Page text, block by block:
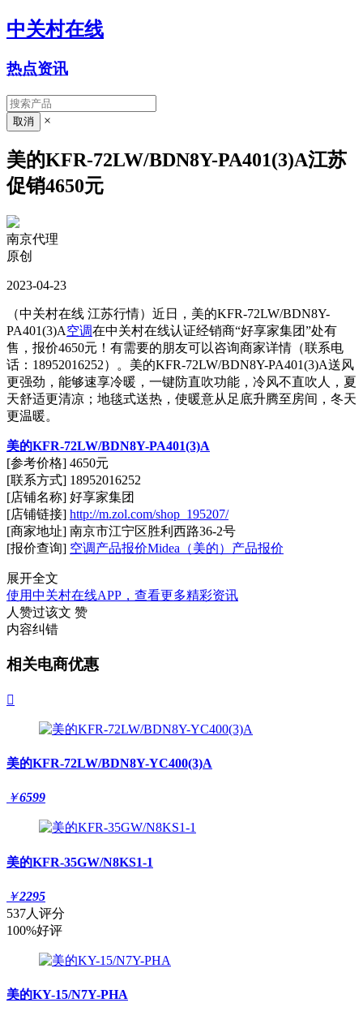
中关村在线
热点资讯
×
美的KFR-72LW/BDN8Y-PA401(3)A江苏
促销4650元
南京代理
原创
2023-04-23
（中关村在线 江苏行情）近日，美的KFR-72LW/BDN8Y-
PA401(3)A空调在中关村在线认证经销商“好享家集团”处有
售，报价4650元！有需要的朋友可以咨询商家详情（联系电
话：18952016252）。美的KFR-72LW/BDN8Y-PA401(3)A送风
更强劲，能够速享冷暖，一键防直吹功能，冷风不直吹人，夏
天舒适更清凉；地毯式送热，使暖意从足底升腾至房间，冬天
更温暖。
美的KFR-72LW/BDN8Y-PA401(3)A
[参考价格] 4650元
[联系方式] 18952016252
[店铺名称] 好享家集团
[店铺链接] http://m.zol.com/shop_195207/
[商家地址] 南京市江宁区胜利西路36-2号
[报价查询] 空调产品报价Midea（美的）产品报价
展开全文
使用中关村在线APP，查看更多精彩资讯
人赞过该文 赞
内容纠错
相关电商优惠

美的KFR-72LW/BDN8Y-YC400(3)A
￥6599
美的KFR-35GW/N8KS1-1
￥2295
537人评分
100%好评
美的KY-15/N7Y-PHA